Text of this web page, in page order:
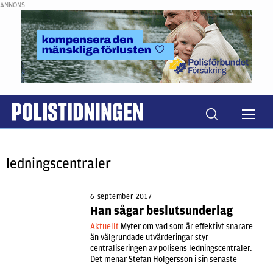
ANNONS
ledningscentraler
6 september 2017
Han sågar beslutsunderlag
Aktuellt Myter om vad som är effektivt snarare
än välgrundade utvärderingar styr
centraliseringen av polisens ledningscentraler.
Det menar Stefan Holgersson i sin senaste